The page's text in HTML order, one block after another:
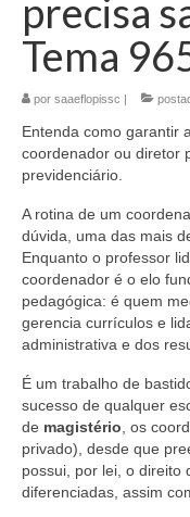
Quem Somos
Editais
Homologação
Convenções
Escolas
Acordos
CESUSC
FAPEU
FEESC
FEPESE
precisa
Tema
por saaeflopissc |
Entenda como garantir
coordenador ou diretor
previdenciário.
A rotina de um
dúvida, uma das mais
Enquanto o professor
coordenador é o elo
pedagógica: é quem
gerencia currículos e
administrativa e dos
É um trabalho de
sucesso de qualquer
de magistério , os
privado), desde que
possui, por lei, o direito
diferenciadas, assim